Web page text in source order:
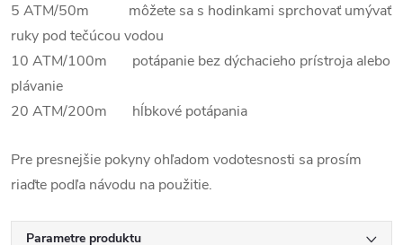
5 ATM/50m môžete sa s hodinkami sprchovať umývať
ruky pod tečúcou vodou
10 ATM/100m potápanie bez dýchacieho prístroja alebo
plávanie
20 ATM/200m hĺbkové potápania
Pre presnejšie pokyny ohľadom vodotesnosti sa prosím
riaďte podľa návodu na použitie.
Parametre produktu